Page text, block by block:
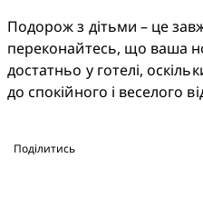
Подорож з дітьми – це
переконайтесь, що ваша
достатньо у готелі,
до спокійного і веселого
Поділитись